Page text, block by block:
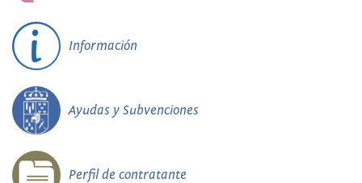
Información
Ayudas y Subvenciones
Perfil de contratante